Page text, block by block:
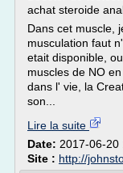
achat steroide
Dans cet muscle,
musculation faut
etait disponible,
muscles de NO
dans l' vie, la
son...
Lire la suite
Date: 2017-06-20
Site : http://